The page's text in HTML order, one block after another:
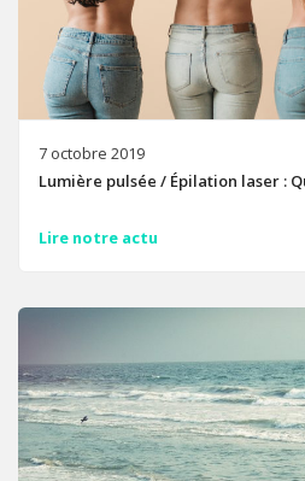
7 octobre 2019
Lumière pulsée / Épilation laser :
Lire notre actu